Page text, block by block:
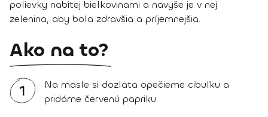
polievky nabitej bielkovinami a navyše je v nej
zelenina, aby bola zdravšia a príjemnejšia.
Ako na to?
1
Na masle si dozlata opečieme cibuľku a
pridáme červenú papriku.